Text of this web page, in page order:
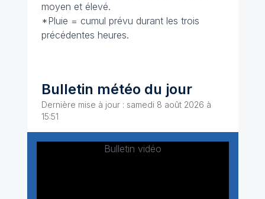
moyen et élevé.
*Pluie = cumul prévu durant les trois
précédentes heures.
Bulletin météo du jour
Dernière mise à jour : samedi 8 août 2026 à
15:51
Bulletin vidéo